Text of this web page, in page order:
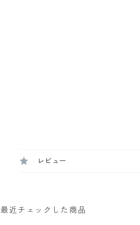
レビュー
最近チェックした商品